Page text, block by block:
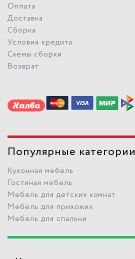
Оплата
Доставка
Сборка
Условия кредита
Схемы сборки
Возврат
Популярные категории
Кухонная мебель
Гостиная мебель
Мебель для детских комнат
Мебель для прихожих
Мебель для спальни